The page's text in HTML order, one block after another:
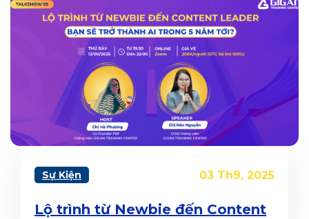
Sự Kiện 03 Th9, 2025
Lộ trình từ Newbie đến Content